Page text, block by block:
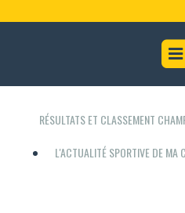
RÉSULTATS ET CLASSEMENT
L'ACTUALITÉ SPORTIVE DE MA